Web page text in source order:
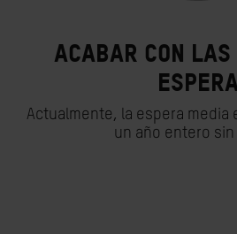
Acabar con
Actualmente, la espera media
un año entero sin